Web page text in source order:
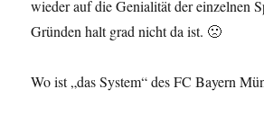
wieder auf die Genialität der einzelnen
Gründen halt grad nicht da ist. 🙁
Wo ist „das System“ des FC Bayern